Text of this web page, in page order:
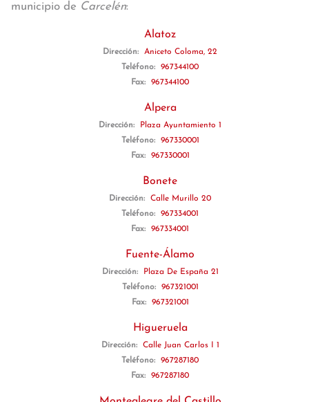
municipio de Carcelén:
Alatoz
Dirección:
Aniceto Coloma, 22
Teléfono:
967344100
Fax:
967344100
Alpera
Dirección:
Plaza Ayuntamiento 1
Teléfono:
967330001
Fax:
967330001
Bonete
Dirección:
Calle Murillo 20
Teléfono:
967334001
Fax:
967334001
Fuente-Álamo
Dirección:
Plaza De España 21
Teléfono:
967321001
Fax:
967321001
Higueruela
Dirección:
Calle Juan Carlos I 1
Teléfono:
967287180
Fax:
967287180